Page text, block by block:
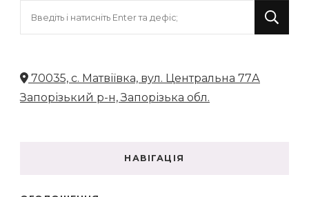
70035, с. Матвіївка, вул. Центральна 77А
Запорізький р-н, Запорізька обл.
НАВІГАЦІЯ